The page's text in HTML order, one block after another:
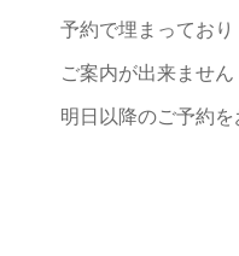
予約で埋まっており
ご案内が出来ません
明日以降のご予約